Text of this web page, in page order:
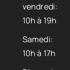
vendredi:
10h à 19h
Samedi:
10h à 17h